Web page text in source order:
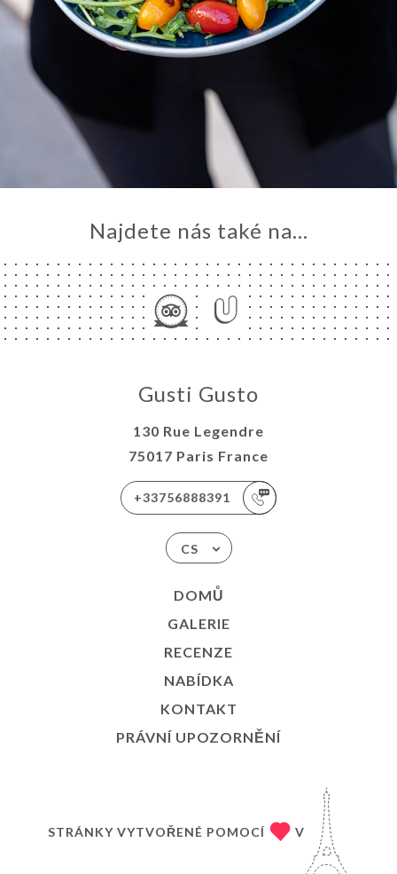
Najdete nás také na...
Gusti Gusto
130 Rue Legendre
75017 Paris France
+33756888391
CS
DOMŮ
GALERIE
RECENZE
NABÍDKA
KONTAKT
PRÁVNÍ UPOZORNĚNÍ
STRÁNKY VYTVOŘENÉ POMOCÍ V